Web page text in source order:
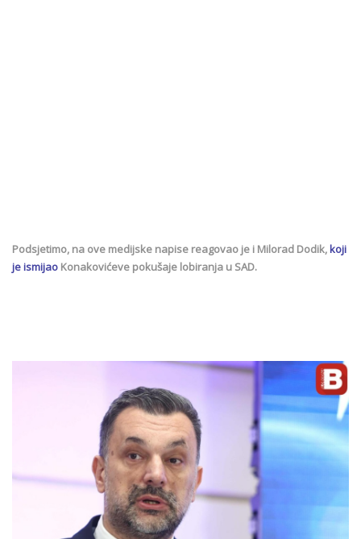
Podsjetimo, na ove medijske napise reagovao je i Milorad Dodik,koji
je ismijao Konakovićeve pokušaje lobiranja u SAD.